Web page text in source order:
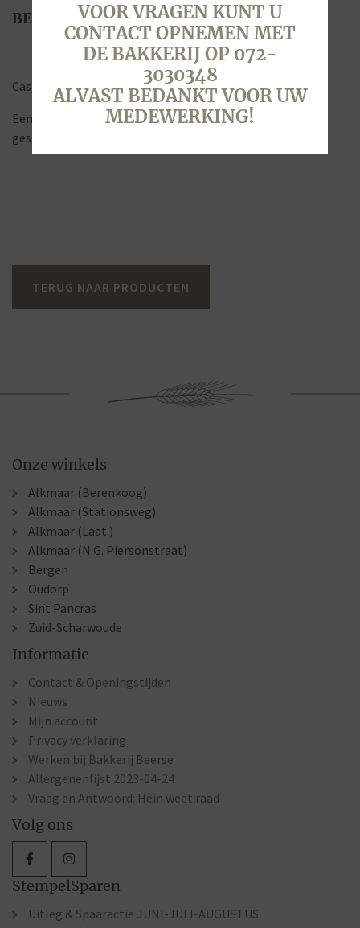
BESCHRIJVING
Casino 100% Volkoren.
Een rond volkorenbrood met zemelen gebakken in een
gesloten blik.
TERUG NAAR PRODUCTEN
Onze winkels
Alkmaar (Berenkoog)
Alkmaar (Stationsweg)
Alkmaar (Laat )
Alkmaar (N.G. Piersonstraat)
Bergen
Oudorp
Sint Pancras
Zuid-Scharwoude
Informatie
Contact & Openingstijden
Nieuws
Mijn account
Privacy verklaring
Werken bij Bakkerij Beerse
Allergenenlijst 2023-04-24
Vraag en Antwoord: Hein weet raad
Volg ons
StempelSparen
Uitleg & Spaaractie JUNI-JULI-AUGUSTUS
VOOR VRAGEN KUNT U
CONTACT OPNEMEN MET
DE BAKKERIJ OP 072-
3030348
ALVAST BEDANKT VOOR UW
MEDEWERKING!